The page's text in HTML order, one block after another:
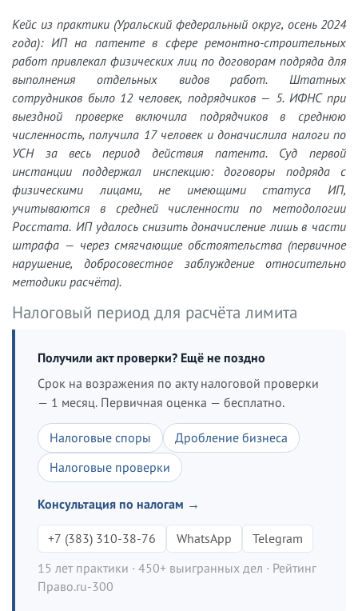
Кейс из практики (Уральский федеральный округ, осень 2024
года): ИП на патенте в сфере ремонтно-строительных
работ привлекал физических лиц по договорам подряда для
выполнения отдельных видов работ. Штатных
сотрудников было 12 человек, подрядчиков — 5. ИФНС при
выездной проверке включила подрядчиков в среднюю
численность, получила 17 человек и доначислила налоги по
УСН за весь период действия патента. Суд первой
инстанции поддержал инспекцию: договоры подряда с
физическими лицами, не имеющими статуса ИП,
учитываются в средней численности по методологии
Росстата. ИП удалось снизить доначисление лишь в части
штрафа — через смягчающие обстоятельства (первичное
нарушение, добросовестное заблуждение относительно
методики расчёта).
Налоговый период для расчёта лимита
Получили акт проверки? Ещё не поздно
Срок на возражения по акту налоговой проверки
— 1 месяц. Первичная оценка — бесплатно.
Налоговые споры
Дробление бизнеса
Налоговые проверки
Консультация по налогам →
+7 (383) 310-38-76 WhatsApp
Telegram
15 лет практики · 450+ выигранных дел · Рейтинг
Право.ru-300